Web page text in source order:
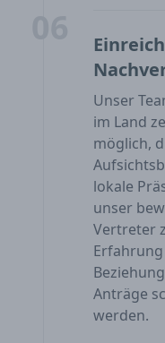
Unser
im Land
möglich,
lokale
unser
Vertreter
Anträge
werden.